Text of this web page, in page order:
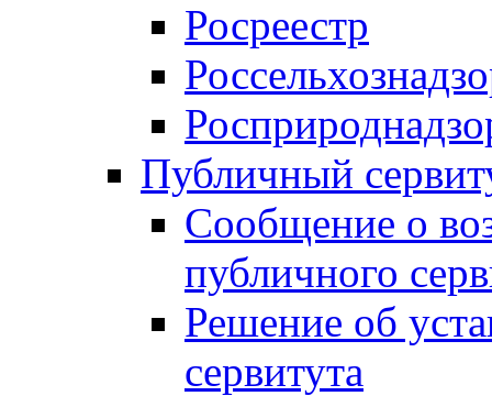
Росреестр
Публичный
Сообщение о
публичного
Решение об
сервитута